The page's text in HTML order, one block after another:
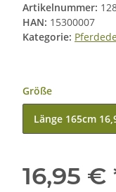
Artikelnummer:
HAN: 15300007
Kategorie:
Größe
Länge 165cm
16,95 €